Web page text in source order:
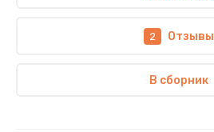
2 Отзывы
В сборник